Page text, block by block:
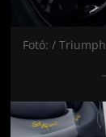
Fotó: / Triumph